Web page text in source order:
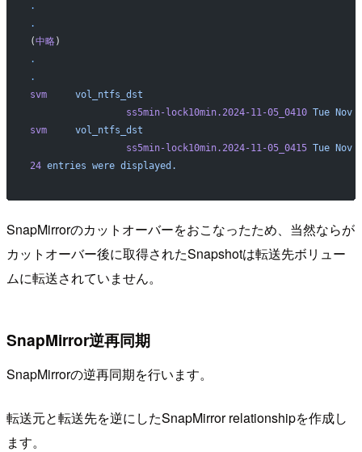
.
.
(中略)
.
.
svm
     vol_ntfs_dst
                 ss5min-lock10min.2024-11-05_0410
Tue Nov
svm
     vol_ntfs_dst
                 ss5min-lock10min.2024-11-05_0415
Tue Nov
24 entries were displayed.
SnapMirrorのカットオーバーをおこなったため、当然ならが
カットオーバー後に取得されたSnapshotは転送先ボリュー
ムに転送されていません。
SnapMirror逆再同期
SnapMirrorの逆再同期を行います。
転送元と転送先を逆にしたSnapMirror relationshipを作成し
ます。